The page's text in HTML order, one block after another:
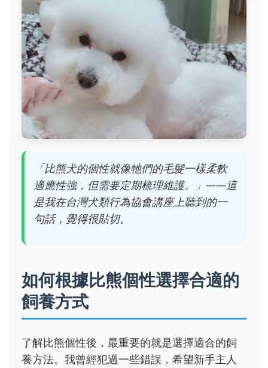
「比熊犬的個性就像牠們的毛髮一樣柔軟
適應性強，但需要定期梳理維護。」——這
是我在台灣犬類行為協會講座上聽到的一
句話，覺得很貼切。
如何根據比熊個性選擇合適的
飼養方式
了解比熊個性後，最重要的就是選擇適合的飼
養方法。我曾經犯過一些錯誤，希望新手主人